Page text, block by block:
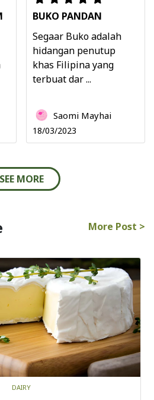
BUKO PANDAN
Segaar Buko adalah
hidangan penutup
khas Filipina yang
terbuat dar ...
Saomi Mayhai
18/03/2023
SEE MORE
More Post >
DAIRY